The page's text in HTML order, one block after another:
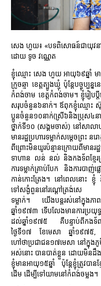
សេង ហួយ៖ «បទពិសោធន៍ជាយុវនារី
ដោយ ទូច វណ្ណេត
ខ្ញុំឈ្មោះ សេង ហួយ អាយុ៦៩ឆ្នាំ
ក្រូចឆ្មា ខេត្តត្បូងឃ្មុំ ប៉ុន្តែបច្ចុប្
កំពង់ចាម ខេត្តកំពង់ចាម។ ខ្ញុំរៀ
សរុបចំនួន៦នាក់។ ឪពុកខ្ញុំឈ្មោះ
ប្អូនចំនួន១០នាក់(ស្រី៦និងប្រុស
ថ្នាក់ទី១០ (សង្គមចាស់) នៅសាល
មានរដ្ឋប្រហារទម្លាក់សម្ដេចព្រះ
ពីព្រោះមិនយូរប៉ន្មានក្រោយពីមាន
ទាហាន លន់ នល់ និងកងទ័ពខ្មែរក្រ
ការទម្លាក់គ្រាប់បែក និងការបា
កាន់កោះត្រែង។ នៅពេលនោះ ខ្ញុំ
ទៅសង្ងំពួននៅរណ្ដៅត្រង់សេ ដើ
ទម្លាក់។ យើងបន្តរស់នៅក្នុងភា
ឆ្នាំ១៩៧៣ ទើបលែងមានការប្រ
ដល់ឆ្នាំ១៩៧៥ គឺបន្ទាប់ពីកងទ័ពខ្
ថ្ងៃទី១៧ ខែមេសា ឆ្នាំ១៩៧៥,
ហៅថាប្រជាជន១៧មេសា នៅក្នុងភូ
អស់នោះ បានបាត់ខ្លួន ដោយមិនដឹ
ខ្ញុំមានអាយុ១៥ឆ្នាំ ប៉ុន្តែខ្ញុំត្រូវប
ដើម ដើម្បីទៅយាមនៅកំពង់ចម្លង។